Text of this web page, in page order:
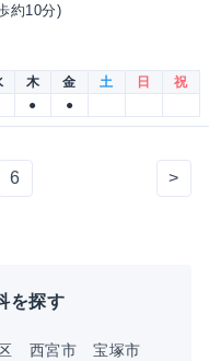
約10分)
木 金 土 日
祝
● ●
6 >
を探す
西宮市
宝塚市